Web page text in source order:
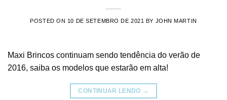
POSTED ON 10 DE SETEMBRO DE 2021 BY JOHN MARTIN
Maxi Brincos continuam sendo tendência do verão de
2016, saiba os modelos que estarão em alta!
CONTINUAR LENDO →